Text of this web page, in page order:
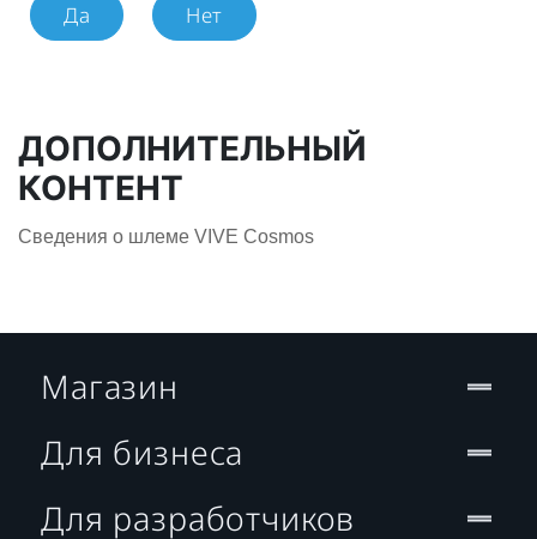
Да Нет
ДОПОЛНИТЕЛЬНЫЙ
КОНТЕНТ
Сведения о шлеме VIVE Cosmos
Магазин
Для бизнеса
Для разработчиков